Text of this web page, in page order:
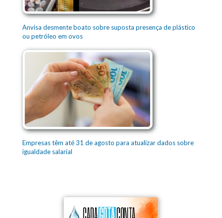
Anvisa desmente boato sobre suposta presença de plástico
ou petróleo em ovos
Empresas têm até 31 de agosto para atualizar dados sobre
igualdade salarial